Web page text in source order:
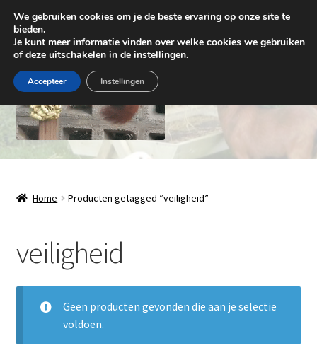
Ga
door
naar
navigatie
Ga
naar
de
inhoud
Natuurlijk Houthandwerk
Winkel
Levering
Home Producten getagged “veiligheid”
veiligheid
Geen producten gevonden die aan je selectie
voldoen.
We gebruiken cookies om je de beste ervaring op onze site te
bieden.
Je kunt meer informatie vinden over welke cookies we gebruiken
of deze uitschakelen in de instellingen.
Accepteer Instellingen